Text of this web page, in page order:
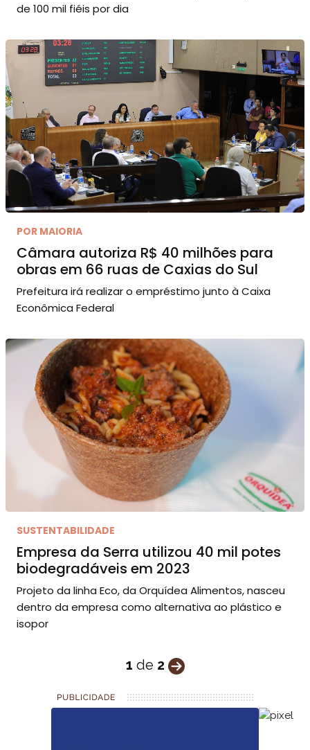
de 100 mil fiéis por dia
POR MAIORIA
Câmara autoriza R$ 40 milhões para
obras em 66 ruas de Caxias do Sul
Prefeitura irá realizar o empréstimo junto à Caixa
Econômica Federal
SUSTENTABILIDADE
Empresa da Serra utilizou 40 mil potes
biodegradáveis em 2023
Projeto da linha Eco, da Orquídea Alimentos, nasceu
dentro da empresa como alternativa ao plástico e
isopor
1 de 2